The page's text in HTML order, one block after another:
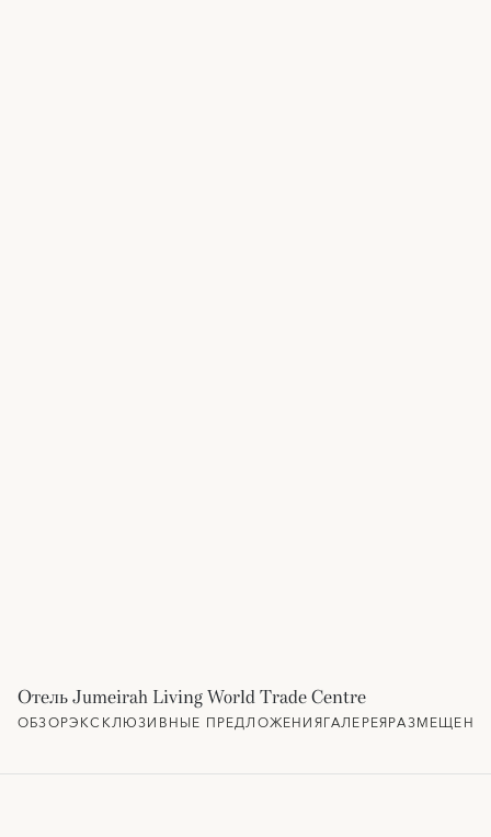
Отель Jumeirah Living World Trade Centre
ОБЗОРЭКСКЛЮЗИВНЫЕ ПРЕДЛОЖЕНИЯГАЛЕРЕЯ